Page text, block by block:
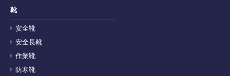
靴
安全靴
安全長靴
作業靴
防寒靴